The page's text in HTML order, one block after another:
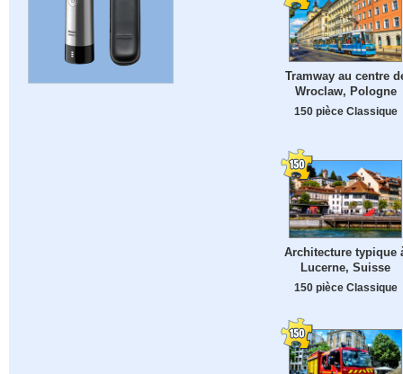
Tramway au centre
Wroclaw, Pologne
150 pièce Classique
Architecture typique
Lucerne, Suisse
150 pièce Classique